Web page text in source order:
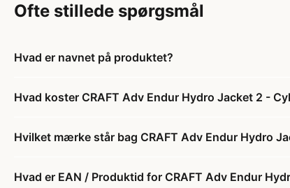
Ofte stillede spørgsmål
Hvad er navnet på produktet?
Hvad koster CRAFT Adv Endur Hydro Jacket 2 -
Hvilket mærke står bag CRAFT Adv Endur Hydro
Hvad er EAN / Produktid for CRAFT Adv Endur